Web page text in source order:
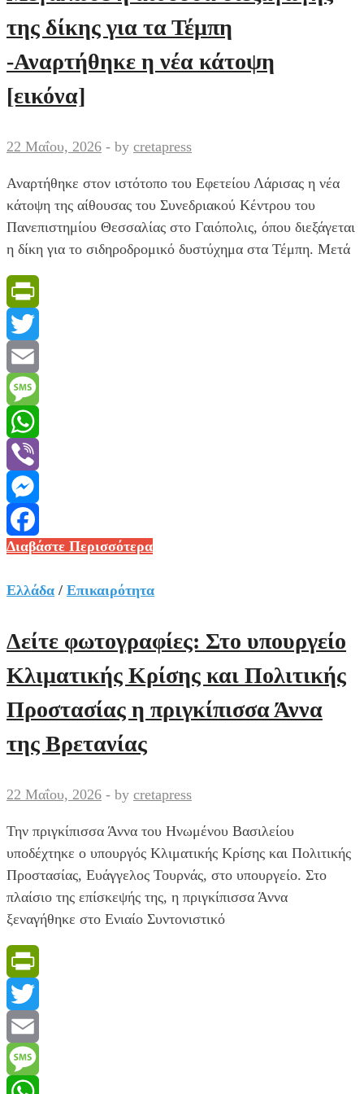
τον
Έμπολα
-Δεν
υπάρχει
ανησυχία,
χαμηλούς
οι
επιστήμονες
της δίκης για τα Τέμπη
-Αναρτήθηκε η νέα κάτοψη
[εικόνα]
22 Μαΐου, 2026 - by cretapress
Αναρτήθηκε στον ιστότοπο του Εφετείου Λάρισας η νέα
κάτοψη της αίθουσας του Συνεδριακού Κέντρου του
Πανεπιστημίου Θεσσαλίας στο Γαιόπολις, όπου διεξάγεται
η δίκη για το σιδηροδρομικό δυστύχημα στα Τέμπη. Μετά
PrintFriendly
Twitter
Email
Message
WhatsApp
Viber
Messenger
Facebook
Μεγάλωσε
αίθουσα
της
δίκης
για
τα
Τέμπη
-Αναρτήθηκε
νέα
[εικόνα]
Διαβάστε Περισσότερα
Ελλάδα / Επικαιρότητα
Δείτε φωτογραφίες: Στο υπουργείο
Κλιματικής Κρίσης και Πολιτικής
Προστασίας η πριγκίπισσα Άννα
της Βρετανίας
22 Μαΐου, 2026 - by cretapress
Την πριγκίπισσα Άννα του Ηνωμένου Βασιλείου
υποδέχτηκε ο υπουργός Κλιματικής Κρίσης και Πολιτικής
Προστασίας, Ευάγγελος Τουρνάς, στο υπουργείο. Στο
πλαίσιο της επίσκεψής της, η πριγκίπισσα Άννα
ξεναγήθηκε στο Ενιαίο Συντονιστικό
PrintFriendly
Twitter
Email